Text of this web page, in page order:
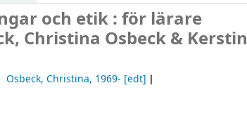
och etik : för lärare
Christina Osbeck & Kerstin
Osbeck, Christina, 1969- [edt]